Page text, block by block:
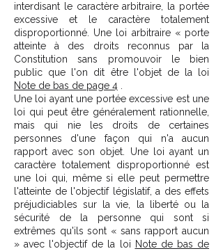
interdisant le caractère arbitraire, la portée
excessive et le caractère totalement
disproportionné. Une loi arbitraire « porte
atteinte à des droits reconnus par la
Constitution sans promouvoir le bien
public que l'on dit être l'objet de la loi
Note de bas de page 4
Une loi ayant une portée excessive est une
loi qui peut être généralement rationnelle,
mais qui nie les droits de certaines
personnes d'une façon qui n'a aucun
rapport avec son objet. Une loi ayant un
caractère totalement disproportionné est
une loi qui, même si elle peut permettre
l'atteinte de l'objectif législatif, a des effets
préjudiciables sur la vie, la liberté ou la
sécurité de la personne qui sont si
extrêmes qu'ils sont « sans rapport aucun
» avec l'objectif de la loi Note de bas de